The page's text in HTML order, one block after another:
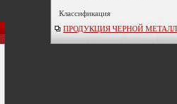
Классификация
ПРОДУКЦИЯ ЧЕРНОЙ